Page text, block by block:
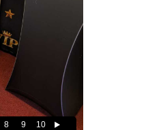
8 9 10